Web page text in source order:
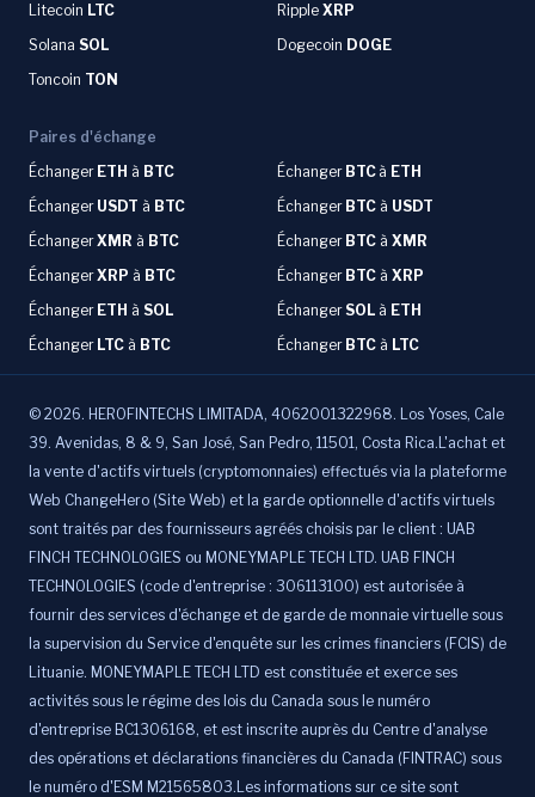
Litecoin LTC Ripple XRP
Solana SOL Dogecoin DOGE
Toncoin TON
Paires d'échange
Échanger ETH à BTC Échanger BTC à ETH
Échanger USDT à BTC Échanger BTC à USDT
ÉchangerXMR à BTC Échanger BTC à XMR
ÉchangerXRP à BTC Échanger BTC à XRP
Échanger ETH à SOL ÉchangerSOL à ETH
Échanger LTC à BTC Échanger BTC à LTC
© 2026. HEROFINTECHS LIMITADA, 4062001322968. Los Yoses, Cale
39. Avenidas, 8 & 9, San José, San Pedro, 11501, Costa Rica.L'achat et
la vente d'actifs virtuels (cryptomonnaies) effectués via la plateforme
Web ChangeHero (Site Web) et la garde optionnelle d'actifs virtuels
sont traités par des fournisseurs agréés choisis par le client : UAB
FINCH TECHNOLOGIES ou MONEYMAPLE TECH LTD. UAB FINCH
TECHNOLOGIES (code d'entreprise : 306113100) est autorisée à
fournir des services d'échange et de garde de monnaie virtuelle sous
la supervision du Service d'enquête sur les crimes financiers (FCIS) de
Lituanie. MONEYMAPLE TECH LTD est constituée et exerce ses
activités sous le régime des lois du Canada sous le numéro
d'entreprise BC1306168, et est inscrite auprès du Centre d'analyse
des opérations et déclarations financières du Canada (FINTRAC) sous
le numéro d'ESM M21565803.Les informations sur ce site sont